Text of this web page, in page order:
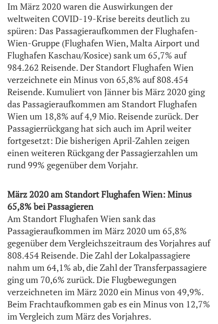
Im März 2020 waren die Auswirkungen der
weltweiten COVID-19-Krise bereits deutlich zu
spüren: Das Passagieraufkommen der Flughafen-
Wien-Gruppe (Flughafen Wien, Malta Airport und
Flughafen Kaschau/Kosice) sank um 65,7% auf
984.262 Reisende. Der Standort Flughafen Wien
verzeichnete ein Minus von 65,8% auf 808.454
Reisende. Kumuliert von Jänner bis März 2020 ging
das Passagieraufkommen am Standort Flughafen
Wien um 18,8% auf 4,9 Mio. Reisende zurück. Der
Passagierrückgang hat sich auch im April weiter
fortgesetzt: Die bisherigen April-Zahlen zeigen
einen weiteren Rückgang der Passagierzahlen um
rund 99% gegenüber dem Vorjahr.
März 2020 am Standort Flughafen Wien: Minus
65,8% bei Passagieren
Am Standort Flughafen Wien sank das
Passagieraufkommen im März 2020 um 65,8%
gegenüber dem Vergleichszeitraum des Vorjahres auf
808.454 Reisende. Die Zahl der Lokalpassagiere
nahm um 64,1% ab, die Zahl der Transferpassagiere
ging um 70,6% zurück. Die Flugbewegungen
verzeichneten im März 2020 ein Minus von 49,9%.
Beim Frachtaufkommen gab es ein Minus von 12,7%
im Vergleich zum März des Vorjahres.